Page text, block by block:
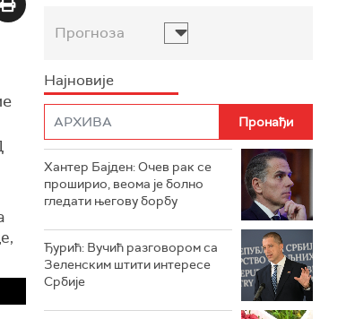
Прогноза
Најновије
Хантер Бајден: Очев рак се
проширио, веома је болно
гледати његову борбу
Ђурић: Вучић разговором са
Зеленским штити интересе
Србије